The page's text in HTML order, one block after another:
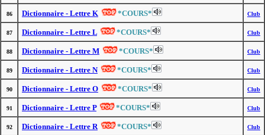
86 Dictionnaire - Lettre K *COURS* Club
87 Dictionnaire - Lettre L *COURS* Club
88 Dictionnaire - Lettre M *COURS* Club
89 Dictionnaire - Lettre N *COURS* Club
90 Dictionnaire - Lettre O *COURS* Club
91 Dictionnaire - Lettre P *COURS* Club
92 Dictionnaire - Lettre R *COURS* Club